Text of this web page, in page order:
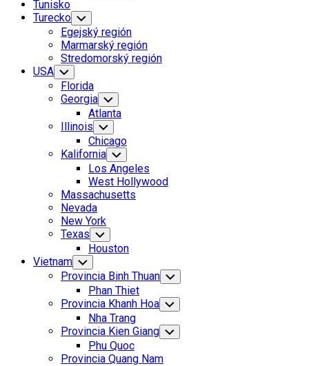
Tunisko
Turecko Toggle
Child
Menu
Egejský región
Marmarský región
Stredomorský región
USA Toggle
Child
Menu
Florida
Georgia Toggle
Child
Menu
Atlanta
Illinois Toggle
Child
Menu
Chicago
Kalifornia Toggle
Child
Menu
Los Angeles
West Hollywood
Massachusetts
Nevada
New York
Texas Toggle
Child
Menu
Houston
Vietnam Toggle
Child
Menu
Provincia Binh Thuan Toggle
Child
Menu
Phan Thiet
Provincia Khanh Hoa Toggle
Child
Menu
Nha Trang
Provincia Kien Giang Toggle
Child
Phu Quoc
Provincia Quang Nam